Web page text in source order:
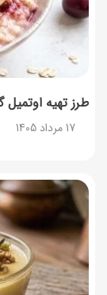
طرز تهیه
17 مرداد 1405